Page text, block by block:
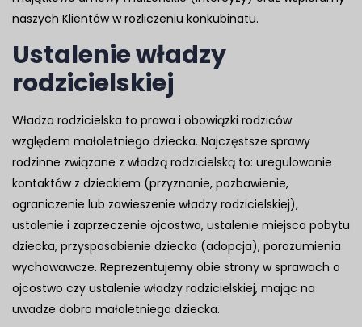
naszych Klientów w rozliczeniu konkubinatu.
Ustalenie władzy
rodzicielskiej
Władza rodzicielska to prawa i obowiązki rodziców
względem małoletniego dziecka. Najczęstsze sprawy
rodzinne związane z władzą rodzicielską to: uregulowanie
kontaktów z dzieckiem (przyznanie, pozbawienie,
ograniczenie lub zawieszenie władzy rodzicielskiej),
ustalenie i zaprzeczenie ojcostwa, ustalenie miejsca pobytu
dziecka, przysposobienie dziecka (adopcja), porozumienia
wychowawcze. Reprezentujemy obie strony w sprawach o
ojcostwo czy ustalenie władzy rodzicielskiej, mając na
uwadze dobro małoletniego dziecka.